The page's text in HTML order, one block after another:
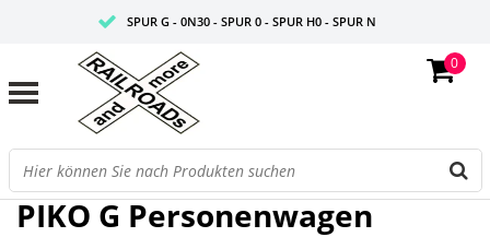
SPUR G - 0N30 - SPUR 0 - SPUR H0 - SPUR N
0
Startseite/G Personenwagen D&RGW 320
PIKO G Personenwagen